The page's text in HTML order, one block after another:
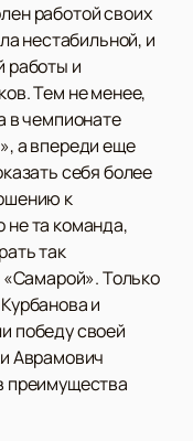
работой своих
нестабильной, и
работы и
Тем не менее,
в чемпионате
а впереди еще
себя более
к
та команда,
так
Только
и
победу своей
Аврамович
преимущества